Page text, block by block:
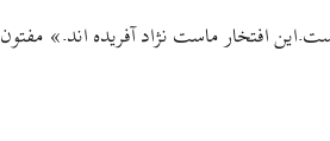
افتخار ماست نژاد آفریده اند.» مفتون